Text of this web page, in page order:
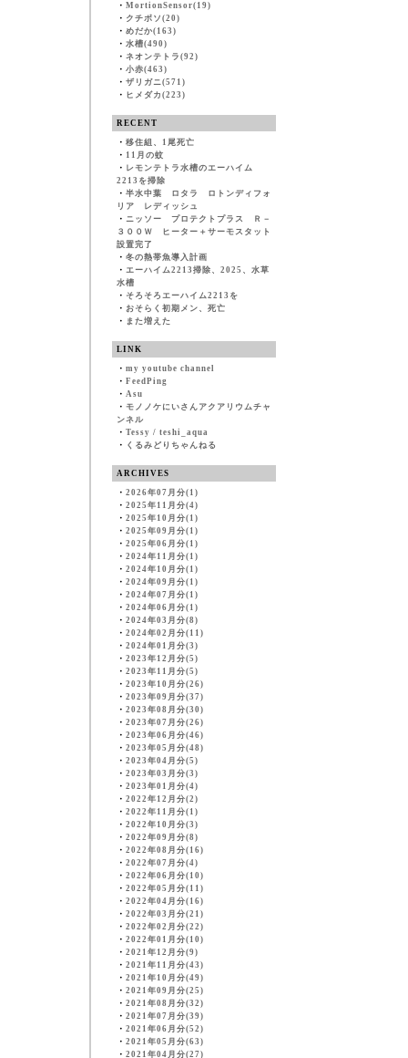
・ MortionSensor(19)
・ クチボソ(20)
・ めだか(163)
・ 水槽(490)
・ ネオンテトラ(92)
・ 小赤(463)
・ ザリガニ(571)
・ ヒメダカ(223)
RECENT
・ 移住組、1尾死亡
・ 11月の蚊
・ レモンテトラ水槽のエーハイム
2213を掃除
・ 半水中葉 ロタラ ロトンディフォ
リア レディッシュ
・ ニッソー プロテクトプラス Ｒ－
３００Ｗ ヒーター＋サーモスタット
設置完了
・ 冬の熱帯魚導入計画
・ エーハイム2213掃除、2025、水草
水槽
・ そろそろエーハイム2213を
・ おそらく初期メン、死亡
・ また増えた
LINK
・ my youtube channel
・ FeedPing
・ Asu
・ モノノケにいさんアクアリウムチャ
ンネル
・ Tessy / teshi_aqua
・ くるみどりちゃんねる
ARCHIVES
・ 2026年07月分(1)
・ 2025年11月分(4)
・ 2025年10月分(1)
・ 2025年09月分(1)
・ 2025年06月分(1)
・ 2024年11月分(1)
・ 2024年10月分(1)
・ 2024年09月分(1)
・ 2024年07月分(1)
・ 2024年06月分(1)
・ 2024年03月分(8)
・ 2024年02月分(11)
・ 2024年01月分(3)
・ 2023年12月分(5)
・ 2023年11月分(5)
・ 2023年10月分(26)
・ 2023年09月分(37)
・ 2023年08月分(30)
・ 2023年07月分(26)
・ 2023年06月分(46)
・ 2023年05月分(48)
・ 2023年04月分(5)
・ 2023年03月分(3)
・ 2023年01月分(4)
・ 2022年12月分(2)
・ 2022年11月分(1)
・ 2022年10月分(3)
・ 2022年09月分(8)
・ 2022年08月分(16)
・ 2022年07月分(4)
・ 2022年06月分(10)
・ 2022年05月分(11)
・ 2022年04月分(16)
・ 2022年03月分(21)
・ 2022年02月分(22)
・ 2022年01月分(10)
・ 2021年12月分(9)
・ 2021年11月分(43)
・ 2021年10月分(49)
・ 2021年09月分(25)
・ 2021年08月分(32)
・ 2021年07月分(39)
・ 2021年06月分(52)
・ 2021年05月分(63)
・ 2021年04月分(27)